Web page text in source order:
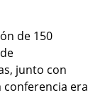
de 150
junto con
conferencia era